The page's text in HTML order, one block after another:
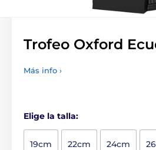
Trofeo Oxford
Más info ›
Elige la talla:
19cm 22cm 24cm